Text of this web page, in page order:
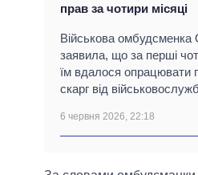
прав за чотири місяці
Військова
заявила, що за перші
їм вдалося опрацювати
скарг від
6 червня 2026, 22:18